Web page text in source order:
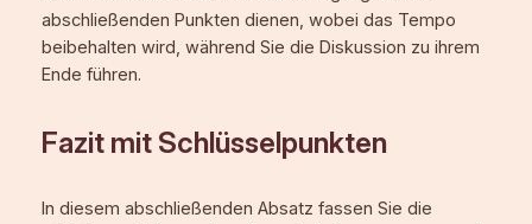
abschließenden Punkten dienen, wobei das Tempo
beibehalten wird, während Sie die Diskussion zu ihrem
Ende führen.
Fazit mit Schlüsselpunkten
In diesem abschließenden Absatz fassen Sie die